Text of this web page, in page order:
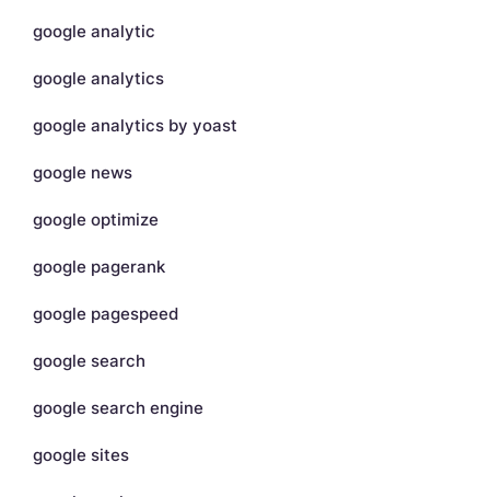
google analytic
google analytics
google analytics by yoast
google news
google optimize
google pagerank
google pagespeed
google search
google search engine
google sites